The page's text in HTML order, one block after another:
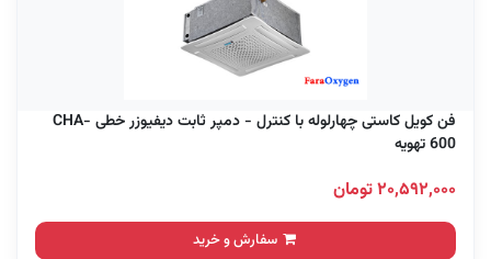
فن کویل کاستی چهارلوله با کنترل - دمپر ثابت دیفیوزر خطی CHA-
600 تهویه
۲۰,۵۹۲,۰۰۰ تومان
سفارش و خرید